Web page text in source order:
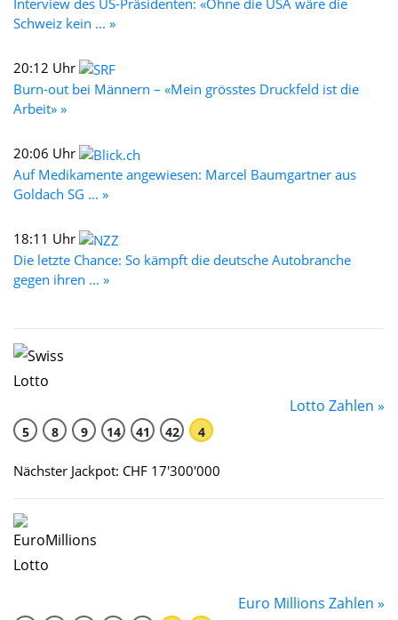
Interview des US-Präsidenten: «Ohne die USA wäre die
Schweiz kein ... »
20:12 Uhr
Burn-out bei Männern – «Mein grösstes Druckfeld ist die
Arbeit» »
20:06 Uhr
Auf Medikamente angewiesen: Marcel Baumgartner aus
Goldach SG ... »
18:11 Uhr
Die letzte Chance: So kämpft die deutsche Autobranche
gegen ihren ... »
Lotto Zahlen »
5 8 9 14 41 42 4
Nächster Jackpot: CHF 17'300'000
Euro Millions Zahlen »